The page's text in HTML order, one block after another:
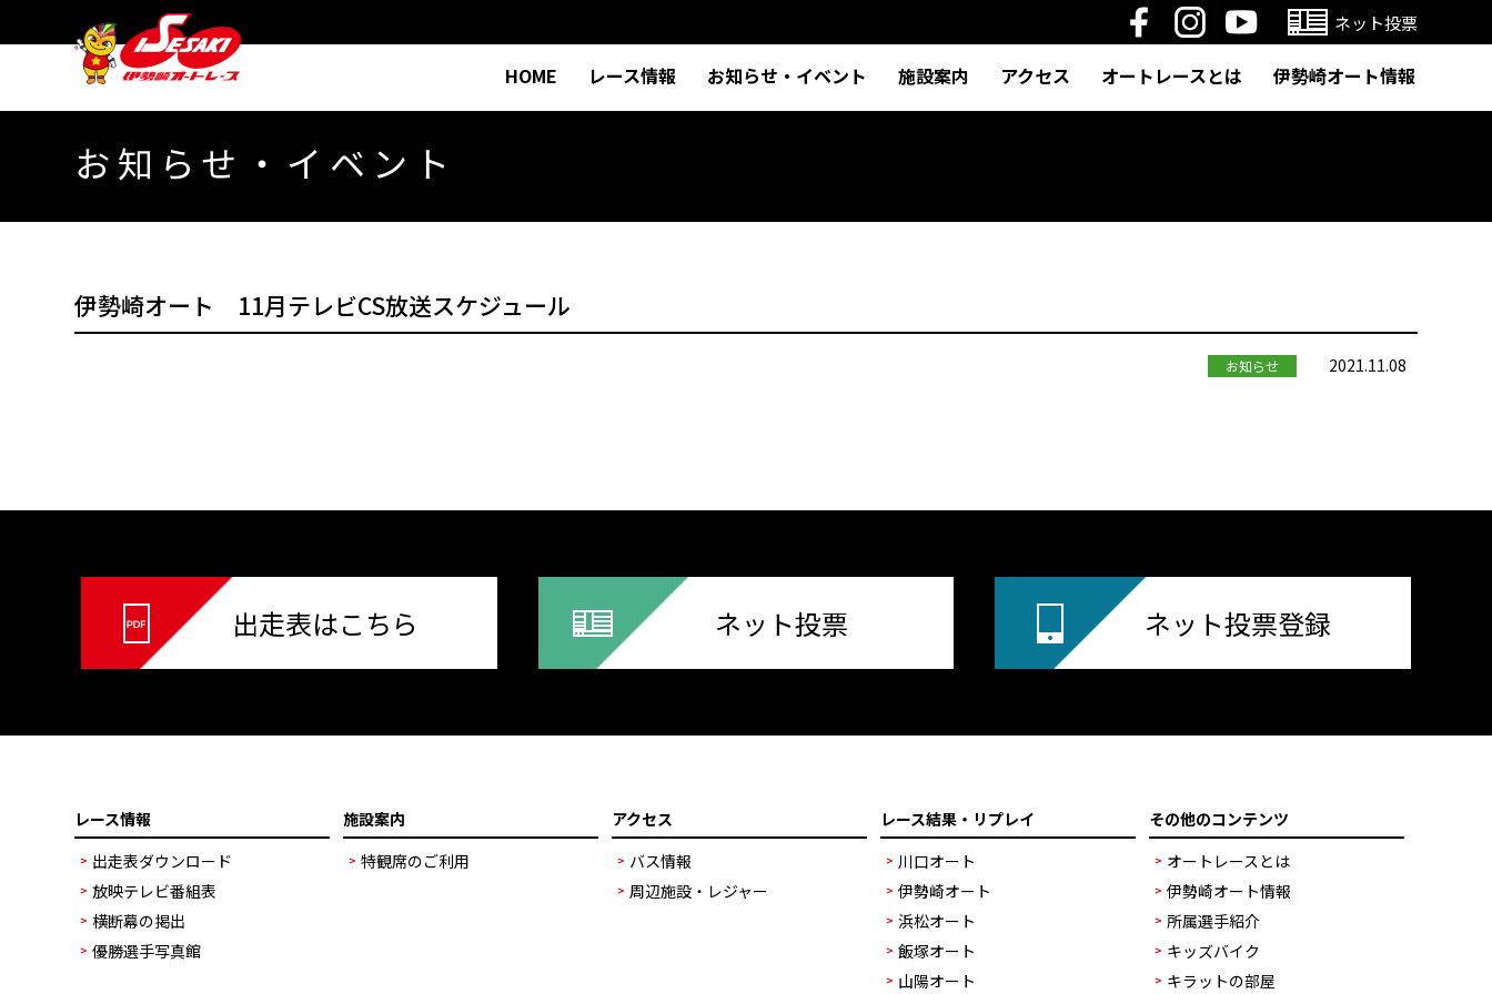
ネット投票
HOME レース情報 お知らせ・イベント 施設案内 アクセス オートレースとは 伊勢崎オート情報
お知らせ・イベント
伊勢崎オート 11月テレビCS放送スケジュール
お知らせ 2021.11.08
出走表はこちら ネット投票 ネット投票登録
レース情報
出走表ダウンロード
放映テレビ番組表
横断幕の掲出
優勝選手写真館
施設案内
特観席のご利用
アクセス
バス情報
周辺施設・レジャー
レース結果・リプレイ
川口オート
伊勢崎オート
浜松オート
飯塚オート
山陽オート
その他のコンテンツ
オートレースとは
伊勢崎オート情報
所属選手紹介
キッズバイク
キラットの部屋